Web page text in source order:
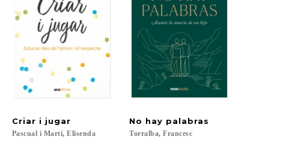
Criar i jugar
Pascual i Martí, Elisenda
No hay palabras
Torralba, Francesc